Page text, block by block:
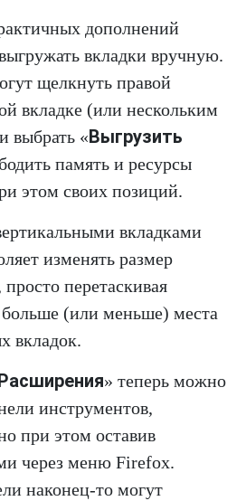
дополнений
вкладки вручную.
щелкнуть правой
вкладке (или нескольким
выбрать «Выгрузить
память и ресурсы
этом своих позиций.
вкладками
изменять размер
перетаскивая
больше (или меньше) места
вкладок.
» теперь можно
инструментов,
при этом оставив
через меню Firefox.
наконец-то могут